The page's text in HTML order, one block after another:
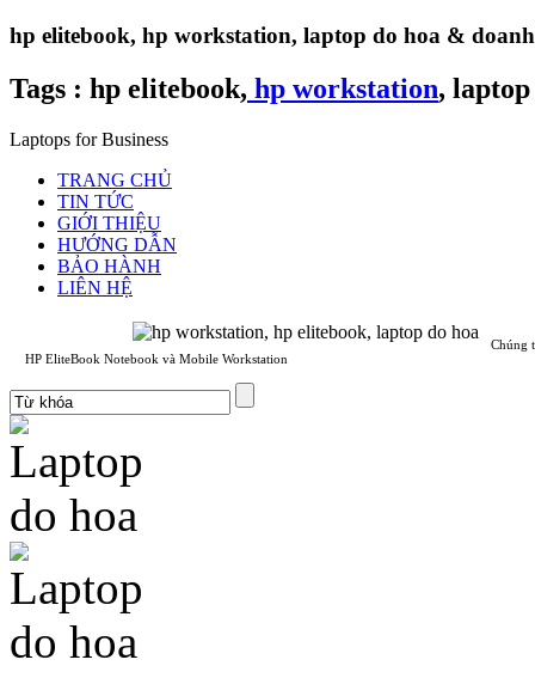
hp elitebook, hp workstation, laptop do hoa &
Tags : hp elitebook, hp workstation,
Laptops for Business
TRANG CHỦ
TIN TỨC
GIỚI THIỆU
HƯỚNG DẪN
BẢO HÀNH
LIÊN HỆ
Chúng
HP EliteBook Notebook và Mobile Workstation